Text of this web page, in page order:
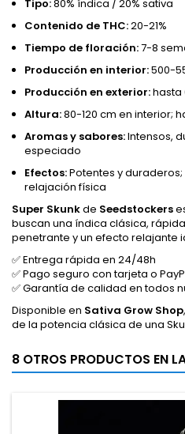
Tipo:80% índica / 20% sativa
Contenido de THC:20-21%
Tiempo de floración:7-8
Producción en interior:500-
Producción en exterior:hasta
Altura:80-120 cm en interior;
Aromas y sabores:Intensos,
especiado
Efectos:Potentes y
relajación física
Super Skunkde Seedstockers
buscan una índica clásica,
penetrante y un efecto relajante
✅ Entrega rápida en 24/48h
✅ Pago seguro con tarjeta o
✅ Garantía de calidad en todos
Disponible en Sativa Grow Shop
de la potencia clásica de una
8 OTROS PRODUCTOS EN